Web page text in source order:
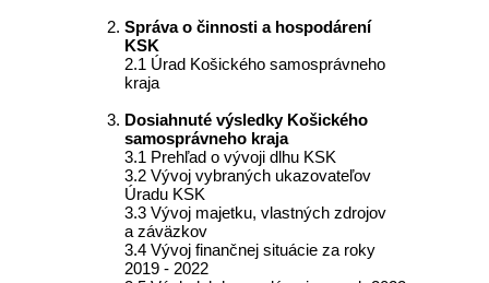
Správa o činnosti a hospodárení
KSK
2.1 Úrad Košického samosprávneho
kraja
Dosiahnuté výsledky Košického
samosprávneho kraja
3.1 Prehľad o vývoji dlhu KSK
3.2 Vývoj vybraných ukazovateľov
Úradu KSK
3.3 Vývoj majetku, vlastných zdrojov
a záväzkov
3.4 Vývoj finančnej situácie za roky
2019 - 2022